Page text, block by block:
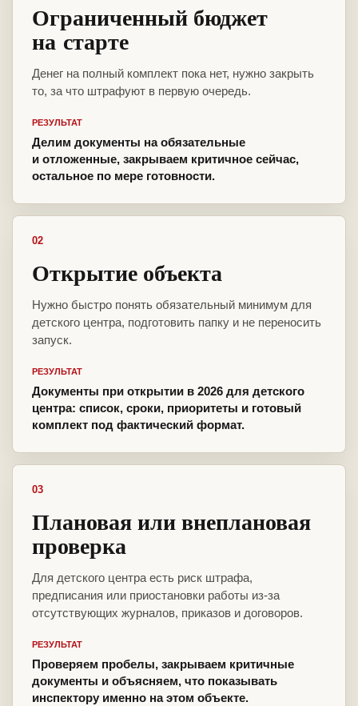
Ограниченный бюджет
на старте
Денег на полный комплект пока нет, нужно закрыть
то, за что штрафуют в первую очередь.
РЕЗУЛЬТАТ
Делим документы на обязательные
и отложенные, закрываем критичное сейчас,
остальное по мере готовности.
02
Открытие объекта
Нужно быстро понять обязательный минимум для
детского центра, подготовить папку и не переносить
запуск.
РЕЗУЛЬТАТ
Документы при открытии в 2026 для детского
центра: список, сроки, приоритеты и готовый
комплект под фактический формат.
03
Плановая или внеплановая
проверка
Для детского центра есть риск штрафа,
предписания или приостановки работы из-за
отсутствующих журналов, приказов и договоров.
РЕЗУЛЬТАТ
Проверяем пробелы, закрываем критичные
документы и объясняем, что показывать
инспектору именно на этом объекте.